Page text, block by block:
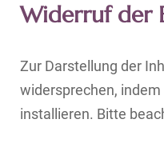
Widerruf der
Zur Darstellung der
widersprechen,
installieren. Bitte